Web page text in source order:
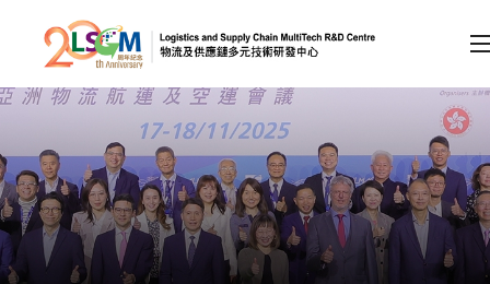
跳到內容（按回車鍵）
會員登入
A A EN 繁 简